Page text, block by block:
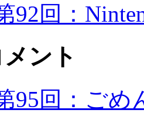
92回：
ント
95回：ご